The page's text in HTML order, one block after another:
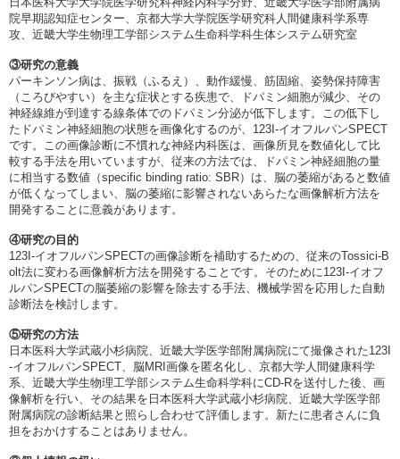
院早期認知症センター、京都大学大学院医学研究科人間健康科学系専
攻、近畿大学生物理工学部システム生命科学科生体システム研究室
③研究の意義
パーキンソン病は、振戦（ふるえ）、動作緩慢、筋固縮、姿勢保持障害
（ころびやすい）を主な症状とする疾患で、ドパミン細胞が減少、その
神経線維が到達する線条体でのドパミン分泌が低下します。この低下し
たドパミン神経細胞の状態を画像化するのが、123I-イオフルパンSPECT
です。この画像診断に不慣れな神経内科医は、画像所見を数値化して比
較する手法を用いていますが、従来の方法では、ドパミン神経細胞の量
に相当する数値（specific binding ratio: SBR）は、脳の萎縮があると数値
が低くなってしまい、脳の萎縮に影響されないあらたな画像解析方法を
開発することに意義があります。
④研究の目的
123I-イオフルパンSPECTの画像診断を補助するための、従来のTossici-B
olt法に変わる画像解析方法を開発することです。そのために123I-イオフ
ルパンSPECTの脳萎縮の影響を除去する手法、機械学習を応用した自動
診断法を検討します。
⑤研究の方法
日本医科大学武蔵小杉病院、近畿大学医学部附属病院にて撮像された123I
-イオフルパンSPECT、脳MRI画像を匿名化し、京都大学人間健康科学
系、近畿大学生物理工学部システム生命科学科にCD-Rを送付した後、画
像解析を行い、その結果を日本医科大学武蔵小杉病院、近畿大学医学部
附属病院の診断結果と照らし合わせて評価します。新たに患者さんに負
担をおかけすることはありません。